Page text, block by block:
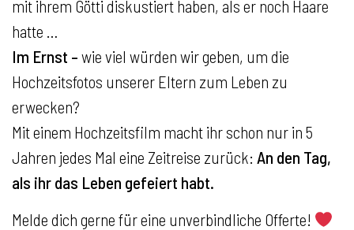
mit ihrem Götti diskustiert haben, als er noch Haare
hatte …
Im Ernst – wie viel würden wir geben, um die
Hochzeitsfotos unserer Eltern zum Leben zu
erwecken?
Mit einem Hochzeitsfilm macht ihr schon nur in 5
Jahren jedes Mal eine Zeitreise zurück: An den Tag,
als ihr das Leben gefeiert habt.
Melde dich gerne für eine unverbindliche Offerte!